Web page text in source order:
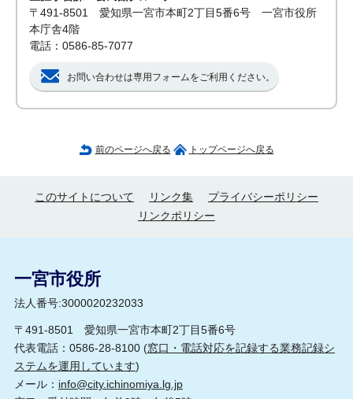
〒491-8501 愛知県一宮市本町2丁目5番6号 一宮市役所
本庁舎4階
電話：0586-85-7077
お問い合わせは専用フォームをご利用ください。
前のページへ戻る トップページへ戻る
このサイトについて リンク集
プライバシーポリシー
リンクポリシー
一宮市役所
法人番号:3000020232033
〒491-8501 愛知県一宮市本町2丁目5番6号
代表電話：0586-28-8100 (窓口・電話対応を記録する業務記録シ
ステムを運用しています)
メール： info@city.ichinomiya.lg.jp